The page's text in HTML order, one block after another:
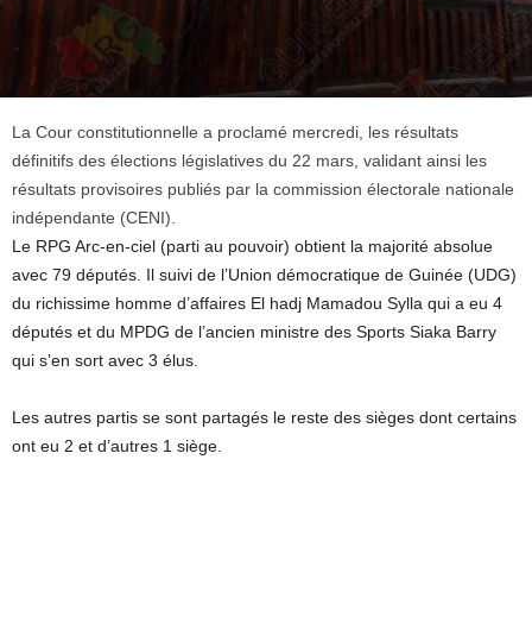
La Cour constitutionnelle a proclamé mercredi, les résultats
définitifs des élections législatives du 22 mars, validant ainsi les
résultats provisoires publiés par la commission électorale nationale
indépendante (CENI).
Le RPG Arc-en-ciel (parti au pouvoir) obtient la majorité absolue
avec 79 députés. Il suivi de l’Union démocratique de Guinée (UDG)
du richissime homme d’affaires El hadj Mamadou Sylla qui a eu 4
députés et du MPDG de l’ancien ministre des Sports Siaka Barry
qui s’en sort avec 3 élus.
Les autres partis se sont partagés le reste des sièges dont certains
ont eu 2 et d’autres 1 siège.